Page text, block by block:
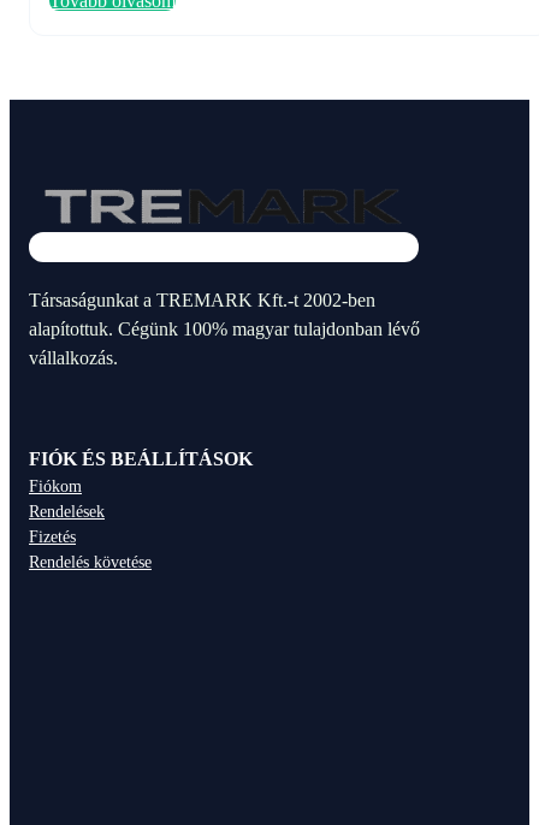
Társaságunkat a TREMARK Kft.-t 2002-ben
alapítottuk. Cégünk 100% magyar tulajdonban lévő
vállalkozás.
FIÓK ÉS BEÁLLÍTÁSOK
Fiókom
Rendelések
Fizetés
Rendelés követése